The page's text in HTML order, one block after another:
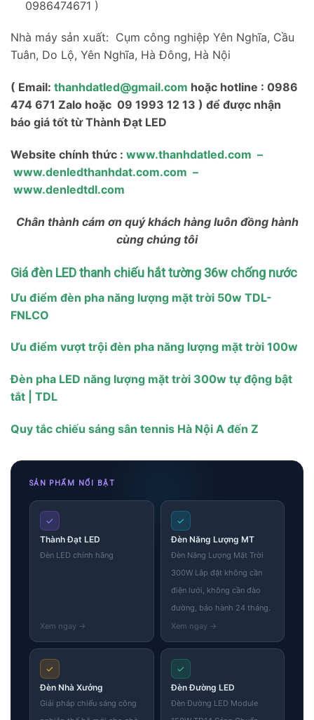
0986474671 )
Nhà máy sản xuất: Cụm công nghiệp Yên Nghĩa, Cầu
Tuân, Do Lộ, Yên Nghĩa, Hà Đông, Hà Nội
( Email: thanhdatled@gmail.com hoặc hotline : 0986
474 671 Zalo hoặc 09 1993 12 13 ) để được nhận
báo giá tốt từ Thành Đạt LED
Website chính thức : www.thanhdatled.com –
www.denledthanhdat.com.com –
www.denledtdl.com
Chân thành cám ơn quý khách hàng luôn đồng hành
cùng chúng tôi
Giá đèn LED thanh chiếu hắt tường 36w chống nước
Ưu điểm đèn pha năng lượng mặt trời 50w TDL-
FNLCO
Ưu điểm vượt trội đèn pha năng lượng mặt trời 100w
Đèn pha LED năng lượng mặt trời 300w tự động bật
tắt | TDL
Quy tắc chiếu sáng sân tennis Hà Nội A đến Z
SẢN PHẨM NỔI BẬT
✓
Thành Đạt LED
Đèn LED chính hãng
✓
Đèn Năng Lượng MT
Đèn Năng Lượng Mặt Trời
300W Lắp đặt không cần
điện lưới, không cần đào
đường, bảo hành 24 tháng.
✓
Đèn Nhà Xưởng
Giải pháp chiếu sáng công
✓
Đèn Đường LED
Đèn Đường LED Module